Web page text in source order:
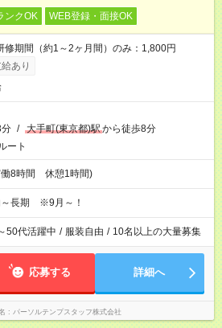
ンクOK WEB登録・面接OK
期間（約1～2ヶ月間）のみ：1,800円
あり
/ 大手町(東京都)駅から徒歩8分
ート
働8時間 休憩1時間)
～長期 ※9月～！
50代活躍中 / 服装自由 / 10名以上の大量募集
応募する 詳細へ
パーソルテンプスタッフ株式会社